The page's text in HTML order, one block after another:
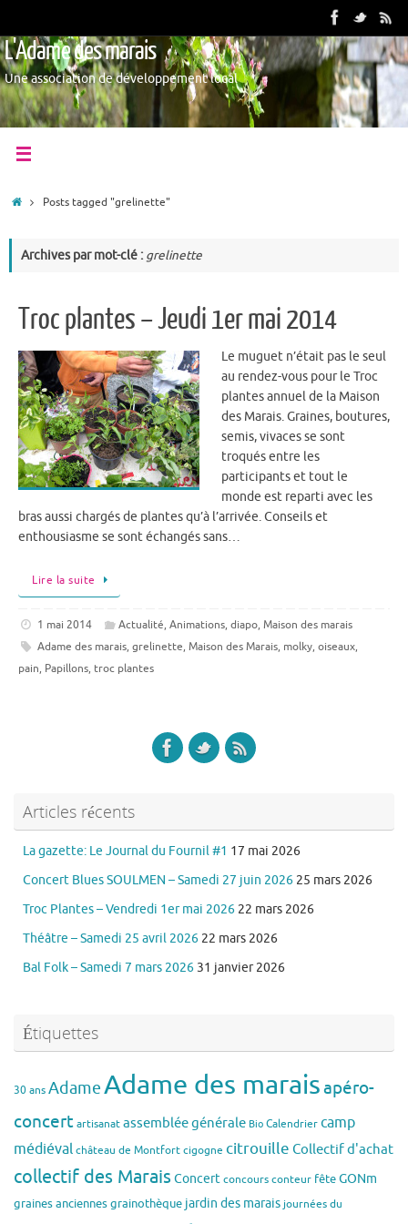
L'Adame des marais
Une association de développement local
Posts tagged "grelinette"
Archives par mot-clé : grelinette
Troc plantes – Jeudi 1er mai 2014
Le muguet n’était pas le seul
au rendez-vous pour le Troc
plantes annuel de la Maison
des Marais. Graines, boutures,
semis, vivaces se sont
troqués entre les
participants et tout le
monde est reparti avec les
bras aussi chargés de plantes qu’à l’arrivée. Conseils et
enthousiasme se sont échangés sans…
Lire la suite
1 mai 2014 Actualité,Animations,diapo,Maison des marais
Adame des marais, grelinette, Maison des Marais, molky, oiseaux,
pain, Papillons, troc plantes
Articles récents
La gazette: Le Journal du Fournil #1 17 mai 2026
Concert Blues SOULMEN – Samedi 27 juin 2026 25 mars 2026
Troc Plantes – Vendredi 1er mai 2026 22 mars 2026
Théâtre – Samedi 25 avril 2026 22 mars 2026
Bal Folk – Samedi 7 mars 2026 31 janvier 2026
Étiquettes
30 ansAdameAdame des maraisapéro-
concertartisanatassemblée générale Bio Calendriercamp
médiévalchâteau de Montfortcigogne citrouille Collectif d'achat
collectif des Marais Concertconcoursconteur fêteGONm
graines anciennesgrainothèque jardin des marais journées du